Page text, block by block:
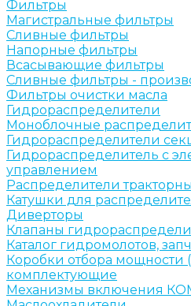
Фильтры
Магистральные фильтры
Сливные фильтры
Напорные фильтры
Всасывающие фильтры
Сливные фильтры -
Фильтры очистки масла
Гидрораспределители
Моноблочные
Гидрораспределители
Гидрораспределитель с
управлением
Распределители
Катушки для
Диверторы
Клапаны
Каталог гидромолотов,
Коробки отбора мощности
комплектующие
Механизмы включения